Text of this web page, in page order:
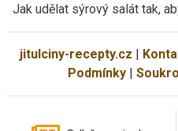
Jak udělat sýrový salát tak,
jitulciny-recepty.cz |
Podmínky|